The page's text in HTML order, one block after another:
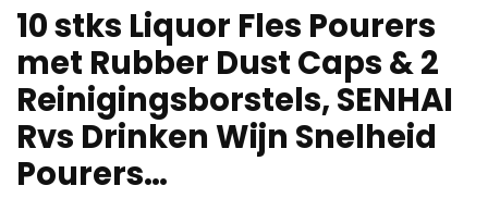
10 stks Liquor Fles Pourers
met Rubber Dust Caps & 2
Reinigingsborstels, SENHAI
Rvs Drinken Wijn Snelheid
Pourers…